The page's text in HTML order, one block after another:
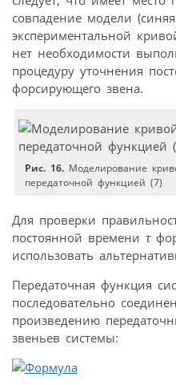
совпадение модели
экспериментальной
нет необходимости
процедуру уточнения
форсирующего звена.
Рис. 16. Моделирование
передаточной функцией (7)
Для проверки
постоянной времени τ
использовать
Передаточная функция
последовательно
произведению
звеньев системы: